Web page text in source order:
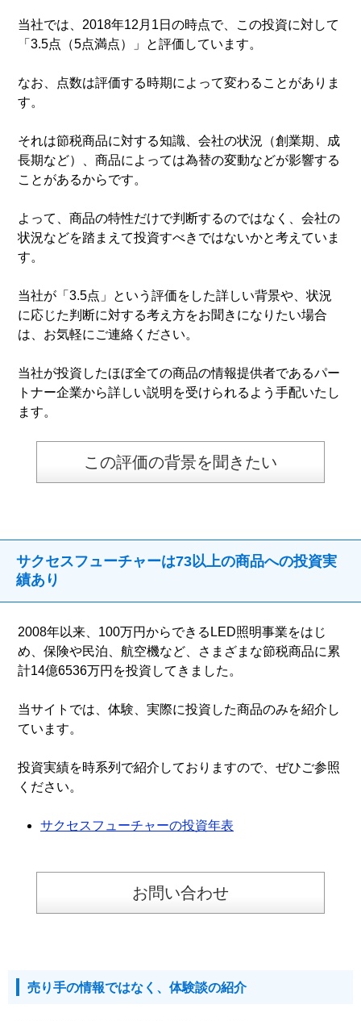
当社では、2018年12月1日の時点で、この投資に対して
「3.5点（5点満点）」と評価しています。
なお、点数は評価する時期によって変わることがありま
す。
それは節税商品に対する知識、会社の状況（創業期、成
長期など）、商品によっては為替の変動などが影響する
ことがあるからです。
よって、商品の特性だけで判断するのではなく、会社の
状況などを踏まえて投資すべきではないかと考えていま
す。
当社が「3.5点」という評価をした詳しい背景や、状況
に応じた判断に対する考え方をお聞きになりたい場合
は、お気軽にご連絡ください。
当社が投資したほぼ全ての商品の情報提供者であるパー
トナー企業から詳しい説明を受けられるよう手配いたし
ます。
この評価の背景を聞きたい
サクセスフューチャーは73以上の商品への投資実
績あり
2008年以来、100万円からできるLED照明事業をはじ
め、保険や民泊、航空機など、さまざまな節税商品に累
計14億6536万円を投資してきました。
当サイトでは、体験、実際に投資した商品のみを紹介し
ています。
投資実績を時系列で紹介しておりますので、ぜひご参照
ください。
サクセスフューチャーの投資年表
お問い合わせ
売り手の情報ではなく、体験談の紹介